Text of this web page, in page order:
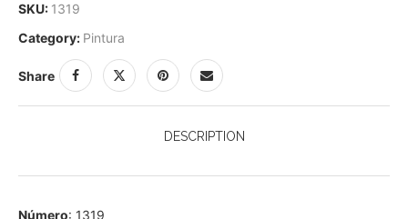
SKU: 1319
Category: Pintura
Share
DESCRIPTION
Número: 1319